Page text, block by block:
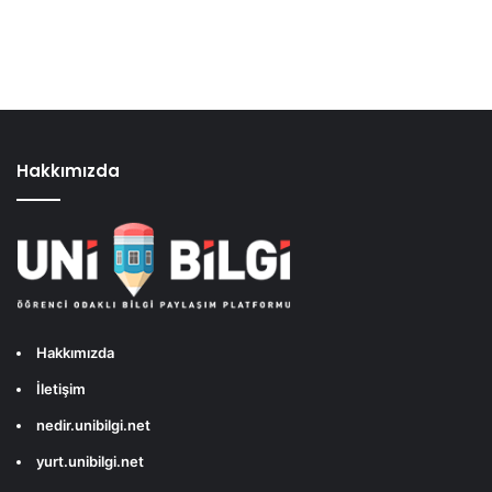
Hakkımızda
Hakkımızda
İletişim
nedir.unibilgi.net
yurt.unibilgi.net